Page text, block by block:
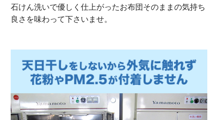
石けん洗いで優しく仕上がったお布団そのままの気持ち
良さを味わって下さいませ。